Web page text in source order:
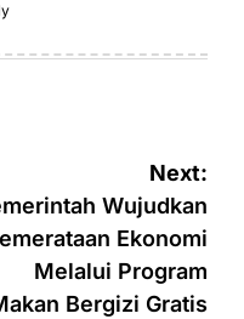
Next:
Wujudkan
Ekonomi
Melalui Program
Bergizi Gratis